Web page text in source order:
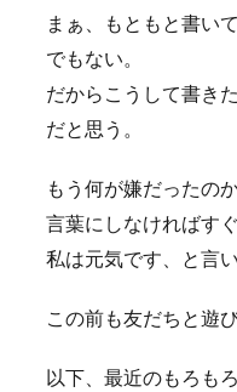
まぁ、もともと書い
でもない。
だからこうして書き
だと思う。
もう何が嫌だったの
言葉にしなければす
私は元気です、と言
この前も友だちと遊
以下、最近のもろもろ